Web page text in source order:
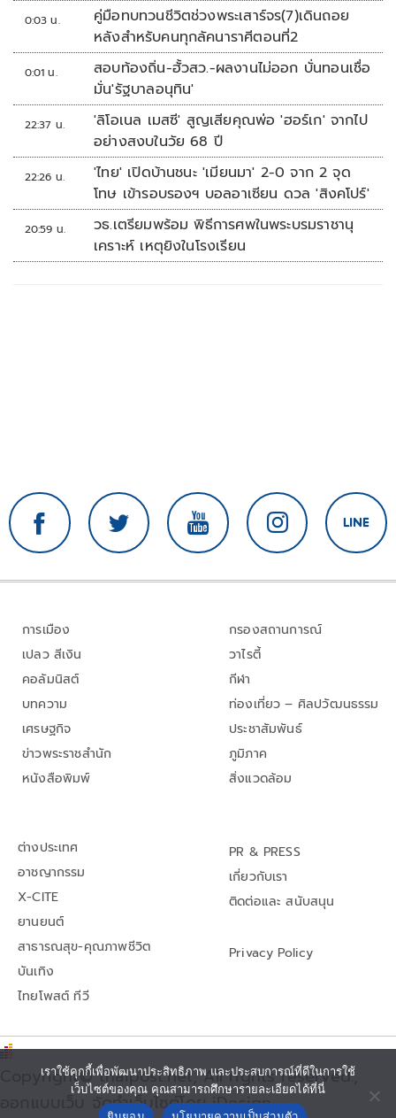
0:03 น.
คู่มือทบทวนชีวิตช่วงพระเสาร์จร(7)เดินถอย
หลังสำหรับคนทุกลัคนาราศีตอนที่2
0:01 น.
สอบท้องถิ่น-ฮั้วสว.-ผลงานไม่ออก บั่นทอนเชื่อ
มั่น'รัฐบาลอนุทิน'
22:37 น.
'ลิโอเนล เมสซี' สูญเสียคุณพ่อ 'ฮอร์เก' จากไป
อย่างสงบในวัย 68 ปี
22:26 น.
'ไทย' เปิดบ้านชนะ 'เมียนมา' 2-0 จาก 2 จุด
โทษ เข้ารอบรองฯ บอลอาเซียน ดวล 'สิงคโปร์'
20:59 น.
วธ.เตรียมพร้อม พิธีการศพในพระบรมราชานุ
เคราะห์ เหตุยิงในโรงเรียน
การเมือง
เปลว สีเงิน
คอลัมนิสต์
บทความ
เศรษฐกิจ
ข่าวพระราชสำนัก
หนังสือพิมพ์
กรองสถานการณ์
วาไรตี้
กีฬา
ท่องเที่ยว – ศิลปวัฒนธรรม
ประชาสัมพันธ์
ภูมิภาค
สิ่งแวดล้อม
ต่างประเทศ
อาชญากรรม
X-CITE
ยานยนต์
สาธารณสุข-คุณภาพชีวิต
บันเทิง
ไทยโพสต์ ทีวี
PR & PRESS
เกี่ยวกับเรา
ติดต่อและ สนับสนุน
Privacy Policy
Copyright© thaipost.net, All rights reserved.,
ออกแบบเว็บ จัดทำเว็บไซต์โดย iDesign
เราใช้คุกกี้เพื่อพัฒนาประสิทธิภาพ และประสบการณ์ที่ดีในการใช้
เว็บไซต์ของคุณ คุณสามารถศึกษารายละเอียดได้ที่นี่